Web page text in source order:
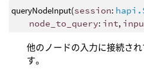
queryNodeInput(session:
node_to_query: int,
他のノードの入力に接続さ
す。